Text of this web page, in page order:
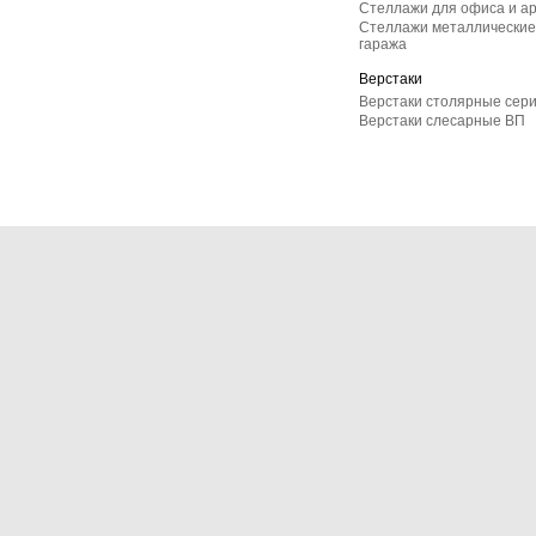
Стеллажи для офиса и
Стеллажи
гаража
Верстаки
Верстаки столярные
Верстаки слесарные ВП